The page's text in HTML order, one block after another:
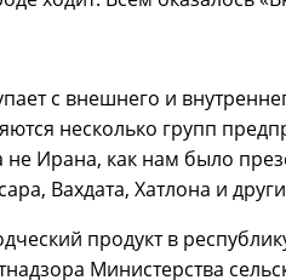
с внешнего и
несколько групп
Ирана, как нам было
Вахдата, Хатлона и
продукт в
Министерства